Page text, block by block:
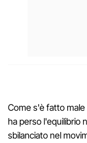
Come s'è fatto male
ha perso l'equilibrio
sbilanciato nel